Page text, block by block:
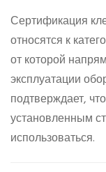
Сертификация
относятся к
от которой
эксплуатации
подтверждает,
установленным
использоваться.